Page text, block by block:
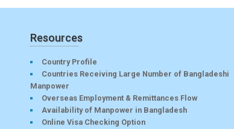
Resources
Country Profile
Countries Receiving Large Number of Bangladeshi
Manpower
Overseas Employment & Remittances Flow
Availability of Manpower in Bangladesh
Online Visa Checking Option